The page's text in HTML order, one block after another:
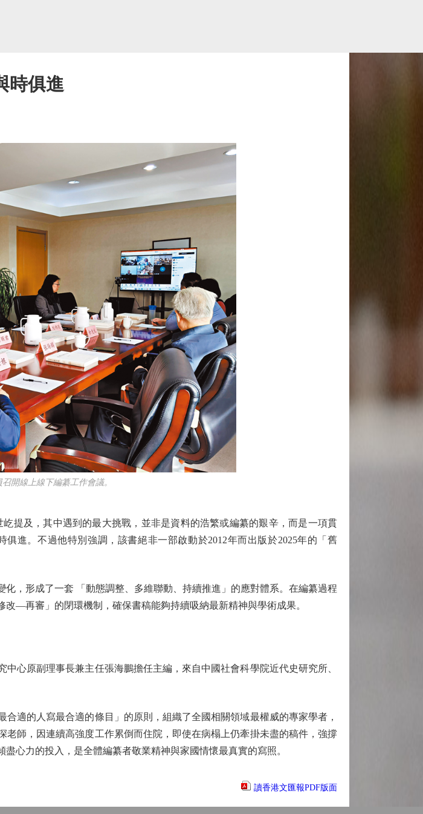
時俱進
開線上線下編纂工作會議。
及，其中遇到的最大挑戰，並非是資料的浩繁或編纂的艱辛，而是一項貫
進。不過他特別強調，該書絕非一部啟動於2012年而出版於2025年的「舊
形成了一套 「動態調整、多維聯動、持續推進」的應對體系。在編纂過程
—再審」的閉環機制，確保書稿能夠持續吸納最新精神與學術成果。
原副理事長兼主任張海鵬擔任主編，來自中國社會科學院近代史研究所、
的人寫最合適的條目」的原則，組織了全國相關領域最權威的專家學者，
師，因連續高強度工作累倒而住院，即使在病榻上仍牽掛未盡的稿件，強撐
心力的投入，是全體編纂者敬業精神與家國情懷最真實的寫照。
讀香港文匯報PDF版面